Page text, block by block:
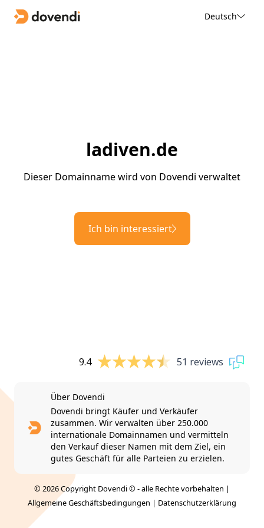
Deutsch
ladiven.de
Dieser Domainname wird von Dovendi verwaltet
Ich bin interessiert
9.4 51 reviews
Über Dovendi
Dovendi bringt Käufer und Verkäufer
zusammen. Wir verwalten über 250.000
internationale Domainnamen und vermitteln
den Verkauf dieser Namen mit dem Ziel, ein
gutes Geschäft für alle Parteien zu erzielen.
© 2026 Copyright Dovendi © - alle Rechte vorbehalten |
Allgemeine Geschäftsbedingungen | Datenschutzerklärung